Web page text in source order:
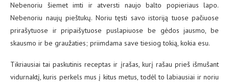
Nebenoriu šiemet imti ir atversti naujo balto popieriaus lapo.
Nebenoriu naujų pieštukų. Noriu tęsti savo istoriją tuose pačiuose
prirašytuose ir pripaišytuose puslapiuose be gėdos jausmo, be
skausmo ir be graužaties; priimdama save tiesiog tokią, kokia esu.
Tikriausiai tai paskutinis receptas ir įrašas, kurį rašau prieš išmušant
vidurnaktį, kuris perkels mus į kitus metus, todėl to labiausiai ir noriu